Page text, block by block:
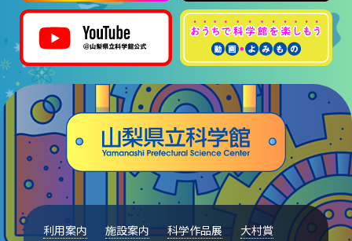
職場体験について
博物館実習について
山梨大学CSTの受講者の方へ
名誉館長あいさつ
お知らせ
サイトポリシー
利用案内 施設案内 科学作品展
大村賞